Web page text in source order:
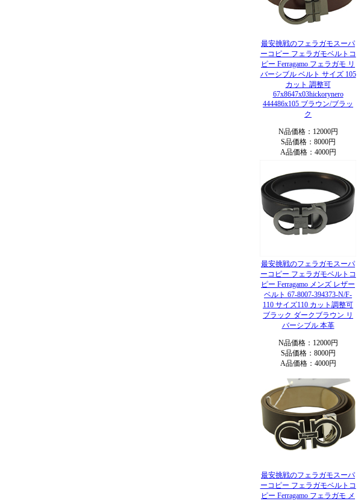
最安挑戦のフェラガモスーパ
ーコピー フェラガモベルトコ
ピー Ferragamo フェラガモ リ
バーシブル ベルト サイズ 105
カット 調整可
67x8647x03hickorynero
444486x105 ブラウン/ブラッ
ク
N品価格：12000円
S品価格：8000円
A品価格：4000円
最安挑戦のフェラガモスーパ
ーコピー フェラガモベルトコ
ピー Ferragamo メンズ レザー
ベルト 67-8007-394373-N/F-
110 サイズ110 カット調整可
ブラック ダークブラウン リ
バーシブル 本革
N品価格：12000円
S品価格：8000円
A品価格：4000円
最安挑戦のフェラガモスーパ
ーコピー フェラガモベルトコ
ピー Ferragamo フェラガモ メ